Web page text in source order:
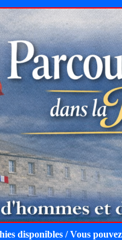
disponibles / Vous